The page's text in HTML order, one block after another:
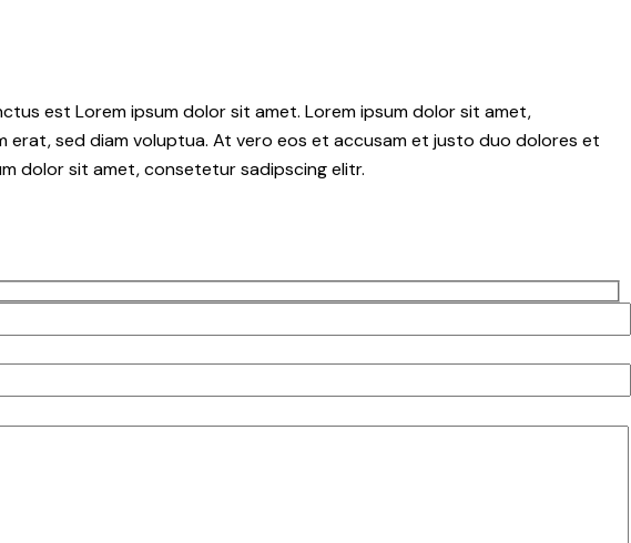
est Lorem ipsum dolor sit amet. Lorem ipsum dolor sit amet,
sed diam voluptua. At vero eos et accusam et justo duo dolores et
dolor sit amet, consetetur sadipscing elitr.